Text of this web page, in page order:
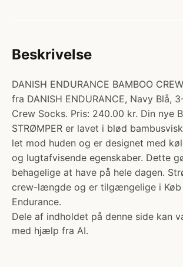
Beskrivelse
DANISH ENDURANCE BAMBOO
fra DANISH ENDURANCE, Navy Blå,
Crew Socks. Pris: 240.00 kr. Din nye
STRØMPER er lavet i blød
let mod huden og er designet med
og lugtafvisende egenskaber. Dette
behagelige at have på hele dagen.
crew-længde og er tilgængelige i Køb
Endurance.
Dele af indholdet på denne side kan
med hjælp fra AI.